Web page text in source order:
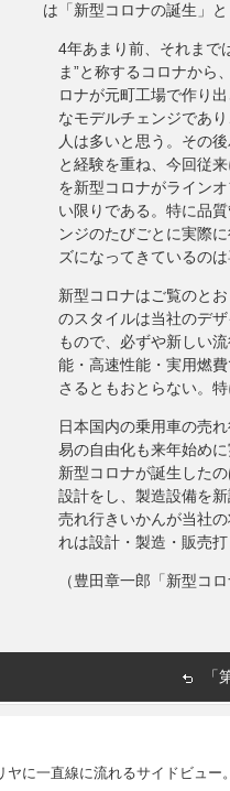
は「新型コロナの誕生」
4年あまり前、それまで
ま”と称するコロナから
ロナが元町工場で作り
なモデルチェンジであ
人は多いと思う。その
と経験を重ね、今回従
を新型コロナがライン
い限りである。特に品
ンジのたびごとに実際
ズになってきているの
新型コロナはご覧のと
のスタイルは当社のデ
もので、必ずや新しい
能・高速性能・実用燃
さるともおとらない。
日本国内の乗用車の売
易の自由化も来年始め
新型コロナが誕生した
設計をし、製造設備を
売れ行きいかんが当社
れは設計・製造・販売
（豊田章一郎「新型コ
「
ヤに一直線に流れるサイドビュー